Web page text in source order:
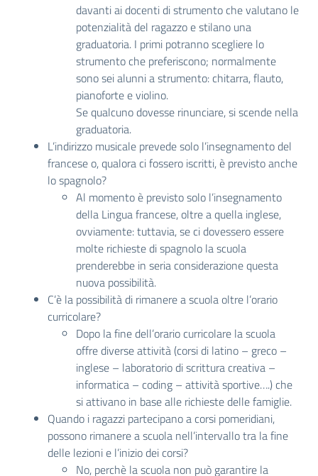
davanti ai docenti di strumento che valutano le
potenzialità del ragazzo e stilano una
graduatoria. I primi potranno scegliere lo
strumento che preferiscono; normalmente
sono sei alunni a strumento: chitarra, flauto,
pianoforte e violino.
Se qualcuno dovesse rinunciare, si scende nella
graduatoria.
L’indirizzo musicale prevede solo l’insegnamento del
francese o, qualora ci fossero iscritti, è previsto anche
lo spagnolo?
Al momento è previsto solo l’insegnamento
della Lingua francese, oltre a quella inglese,
ovviamente: tuttavia, se ci dovessero essere
molte richieste di spagnolo la scuola
prenderebbe in seria considerazione questa
nuova possibilità.
C’è la possibilità di rimanere a scuola oltre l’orario
curricolare?
Dopo la fine dell’orario curricolare la scuola
offre diverse attività (corsi di latino – greco –
inglese – laboratorio di scrittura creativa –
informatica – coding – attività sportive….) che
si attivano in base alle richieste delle famiglie.
Quando i ragazzi partecipano a corsi pomeridiani,
possono rimanere a scuola nell’intervallo tra la fine
delle lezioni e l’inizio dei corsi?
No, perchè la scuola non può garantire la